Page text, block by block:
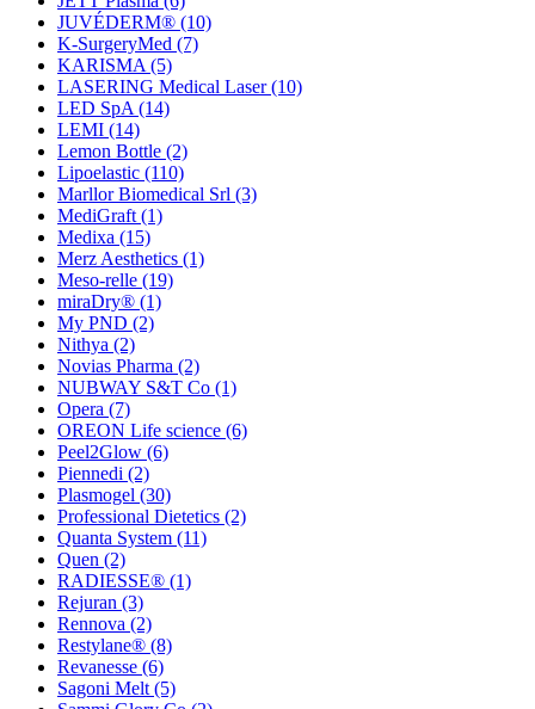
JUVÉDERM® (10)
K-SurgeryMed (7)
KARISMA (5)
LASERING Medical Laser(10)
LED SpA (14)
LEMI (14)
Lemon Bottle (2)
Lipoelastic (110)
Marllor Biomedical Srl (3)
MediGraft (1)
Medixa (15)
Merz Aesthetics (1)
Meso-relle (19)
miraDry® (1)
My PND (2)
Nithya (2)
Novias Pharma (2)
NUBWAY S&T Co (1)
Opera (7)
OREON Life science (6)
Peel2Glow (6)
Piennedi (2)
Plasmogel (30)
Professional Dietetics (2)
Quanta System (11)
Quen (2)
RADIESSE® (1)
Rejuran (3)
Rennova (2)
Restylane® (8)
Revanesse (6)
Sagoni Melt (5)